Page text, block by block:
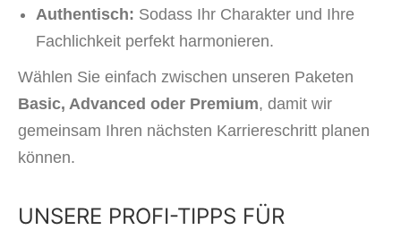
Authentisch: Sodass Ihr Charakter und Ihre
Fachlichkeit perfekt harmonieren.
Wählen Sie einfach zwischen unseren Paketen
Basic, Advanced oder Premium, damit wir
gemeinsam Ihren nächsten Karriereschritt planen
können.
UNSERE PROFI-TIPPS FÜR